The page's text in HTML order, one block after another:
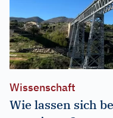
Wissenschaft
Wie lassen sich